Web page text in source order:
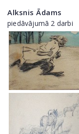
Alksnis Ādams
piedāvājumā 2 darbi